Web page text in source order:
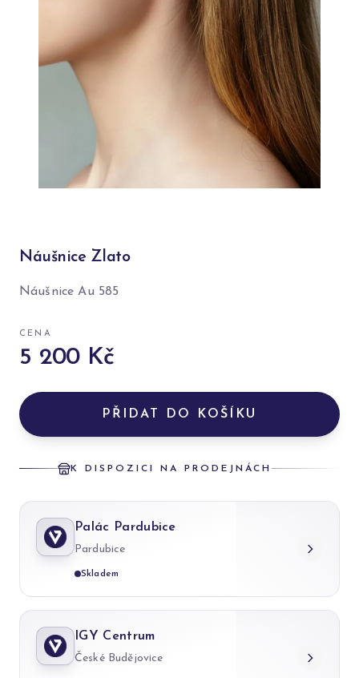
Náušnice Zlato
Náušnice Au 585
CENA
5 200 Kč
PŘIDAT DO KOŠÍKU
K DISPOZICI NA PRODEJNÁCH
Palác Pardubice
Pardubice
Skladem
IGY Centrum
České Budějovice